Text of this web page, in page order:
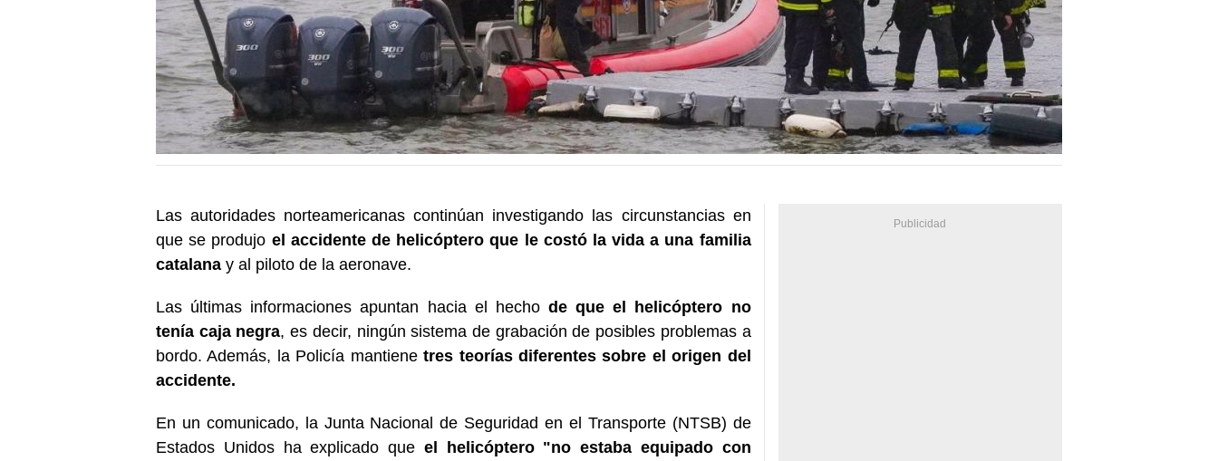
Las autoridades norteamericanas continúan investigando las circunstancias en
que se produjo el accidente de helicóptero que le costó la vida a una familia
catalana y al piloto de la aeronave.
Las últimas informaciones apuntan hacia el hechode que el helicóptero no
tenía caja negra, es decir, ningún sistema de grabación de posibles problemas a
bordo. Además, la Policía mantienetres teorías diferentes sobre el origen del
accidente.
En un comunicado, la Junta Nacional de Seguridad en el Transporte (NTSB) de
Estados Unidos ha explicado que el helicóptero "no estaba equipado con